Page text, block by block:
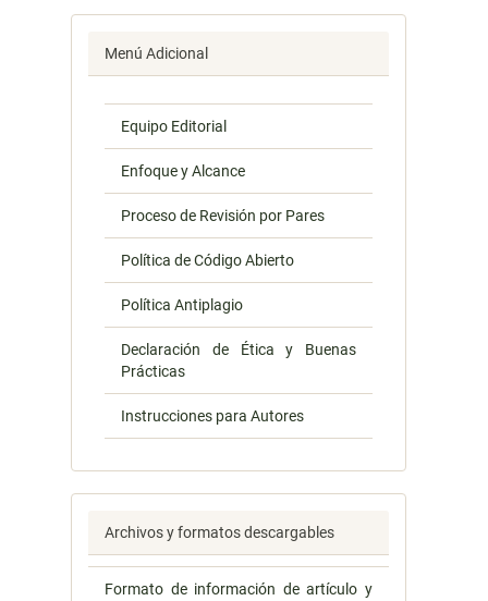
Menú Adicional
Equipo Editorial
Enfoque y Alcance
Proceso de Revisión por Pares
Política de Código Abierto
Política Antiplagio
Declaración de Ética y Buenas
Prácticas
Instrucciones para Autores
Archivos y formatos descargables
Formato de información de artículo y